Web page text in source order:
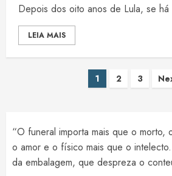
Depois dos oito anos de Lula, se há
LEIA MAIS
posts
1 2 3
“O funeral importa mais que o morto,
o amor e o físico mais que o
da embalagem, que despreza o